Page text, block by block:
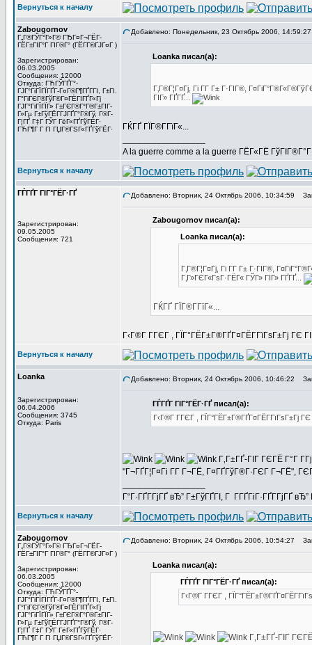
Вернуться к началу
Zabougornov
Г„Г®ГЎГ°Г»Г© ГЂГ¤Г¬ГЁГ­
ГЁГ±ГІГ°Г ГІГ®Г° (ГЁГ­Г®ГЈГ¤Г )
Зарегистрирован:
06.03.2005
Сообщения: 12000
Откуда: ГЋГЎГҐГ°-
ГЈГ°ГіГЇГЇГҐГ­-Г¤Г®Г¶ГҐГ­ГІ, Г±ГІ.
Г°ГіГЄГ®ГўГ®Г¤ГЁГІГҐГ«Гј
ГЈГ°ГіГЇГЇГ» Г±ГЄГ®Г°Г®Г±ГІГ­
Г»Гµ Г±ГўГЁГ­ГЈГҐГ°Г®Гў, Г®Г­
Г¦ГҐ Г‡Г ГЎГ ГёГ«ГҐГўГЁГ·
ГЋГ¶Г Г ГІ ГЏГ®ГЅГ«ГҐГўГЁГ·
Добавлено: Понедельник, 23 Октябрь 2006, 14:59:27
Loanka писал(а):
Г‚Г®Г¦Г¤Гј, Гі Г­Г Г± Г·ГІГ®,
ГІГ» ГҐГҐ...
ГЌГҐ ГЇГ®Г­ГїГ«...
A la guerre comme a la guerre ГЁГ«ГЁ
Вернуться к началу
ГЃГҐГ ГІГ°ГЁГ·ГҐ
Зарегистрирован:
09.05.2005
Сообщения: 721
Добавлено: Вторник, 24 Октябрь 2006, 10:34:59
Zabougornov писал(а):
Loanka писал(а):
Г‚Г®Г¦Г¤Гј, Гі Г­Г Г± Г·ГІГ®,
Г‚Г»ГЄГ«ГѕГ·ГЁГ« ГЎГ» ГІГ» ГҐГҐ...
ГЌГҐ ГЇГ®Г­ГїГ«...
Г‹Г®Г Г­ГЄГ , ГЇГ°ГЁГ±Г®ГҐГ¤ГЁГ­ГїГѕГ±Гј ГЄ
Вернуться к началу
Loanka
Зарегистрирован:
06.04.2006
Сообщения: 3745
Откуда: Paris
Добавлено: Вторник, 24 Октябрь 2006, 10:46:22
ГЃГҐГ ГІГ°ГЁГ·ГҐ писал(а):
Г‹Г®Г Г­ГЄГ , ГЇГ°ГЁГ±Г®ГҐГ¤ГЁГ­ГїГѕГ±Гј
Г‚Г±ГҐ-ГІГ ГЄГЁ Г°Г
"Г¬ГҐГ¦Г¤Гі Г­Г Г¬ГЁ, Г¤ГҐГўГ®Г·ГЄГ Г¬ГЁ",
Г“Г·ГҐГ­ГјГҐ вЂ” Г±ГўГҐГІ, Г Г­ГҐГіГ·ГҐГ­ГјГҐ
Вернуться к началу
Zabougornov
Г„Г®ГЎГ°Г»Г© ГЂГ¤Г¬ГЁГ­
ГЁГ±ГІГ°Г ГІГ®Г° (ГЁГ­Г®ГЈГ¤Г )
Зарегистрирован:
06.03.2005
Сообщения: 12000
Откуда: ГЋГЎГҐГ°-
ГЈГ°ГіГЇГЇГҐГ­-Г¤Г®Г¶ГҐГ­ГІ, Г±ГІ.
Г°ГіГЄГ®ГўГ®Г¤ГЁГІГҐГ«Гј
ГЈГ°ГіГЇГЇГ» Г±ГЄГ®Г°Г®Г±ГІГ­
Г»Гµ Г±ГўГЁГ­ГЈГҐГ°Г®Гў, Г®Г­
Г¦ГҐ Г‡Г ГЎГ ГёГ«ГҐГўГЁГ·
ГЋГ¶Г Г ГІ ГЏГ®ГЅГ«ГҐГўГЁГ·
Добавлено: Вторник, 24 Октябрь 2006, 10:54:27
Loanka писал(а):
ГЃГҐГ ГІГ°ГЁГ·ГҐ писал(а):
Г‹Г®Г Г­ГЄГ ,
Г‚Г±ГҐ-ГІГ